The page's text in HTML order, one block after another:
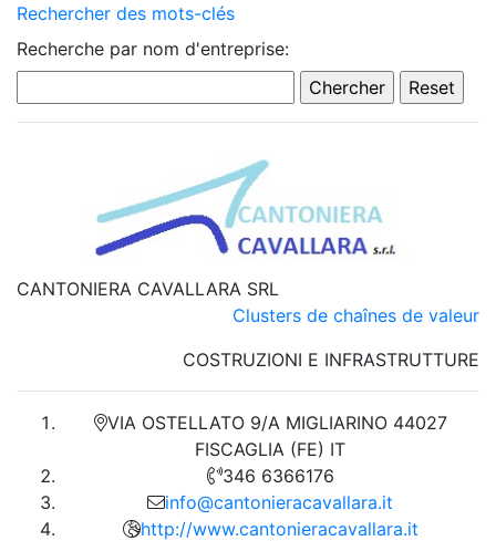
Rechercher des mots-clés
Recherche par nom d'entreprise:
CANTONIERA CAVALLARA SRL
Clusters de chaînes de valeur
COSTRUZIONI E INFRASTRUTTURE
VIA OSTELLATO 9/A MIGLIARINO 44027
FISCAGLIA (FE) IT
346 6366176
info@cantonieracavallara.it
http://www.cantonieracavallara.it